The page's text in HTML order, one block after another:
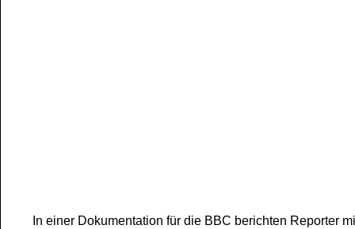
In einer Dokumentation für die BBC berichten Reporter